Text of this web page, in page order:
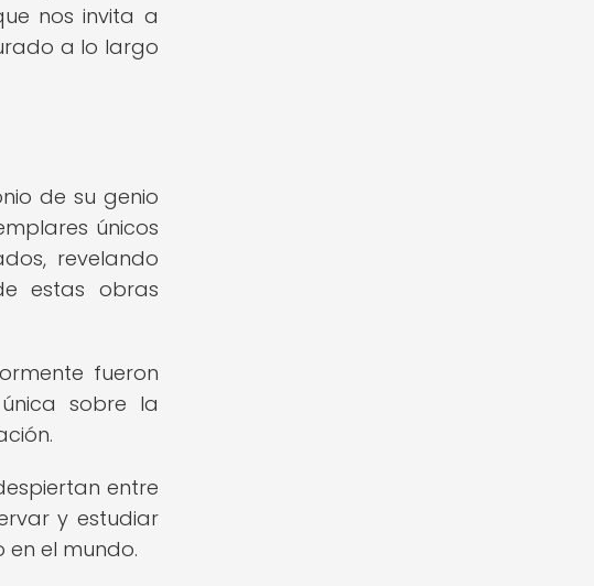
nos invita a
a lo largo
de su genio
únicos
revelando
estas obras
fueron
sobre la
entre
y estudiar
el mundo.